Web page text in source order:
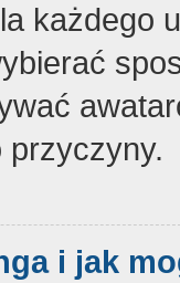
każdego
przyczyny.
i jak